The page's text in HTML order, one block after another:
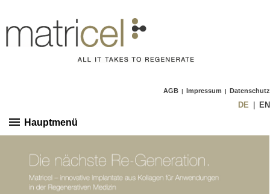
AGB | Impressum | Datenschutz
DE EN
Hauptmenü